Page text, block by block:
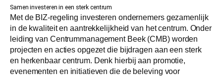
Samen investeren in een sterk centrum
Met de BIZ-regeling investeren ondernemers gezamenlijk
in de kwaliteit en aantrekkelijkheid van het centrum. Onder
leiding van Centrummanagement Beek (CMB) worden
projecten en acties opgezet die bijdragen aan een sterk
en herkenbaar centrum. Denk hierbij aan promotie,
evenementen en initiatieven die de beleving voor